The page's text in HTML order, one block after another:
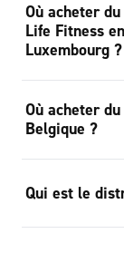
Où acheter
Life Fitness
Luxembourg ?
Où acheter
Belgique ?
Qui est le